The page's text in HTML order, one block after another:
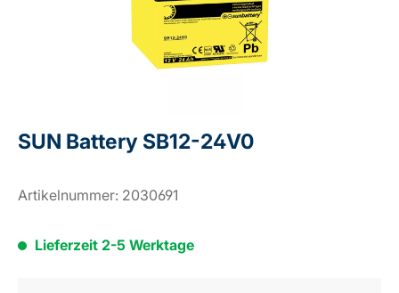
SUN Battery SB12-24V0
Artikelnummer: 2030691
Lieferzeit 2-5 Werktage